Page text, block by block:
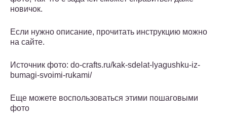
новичок.
Если нужно описание, прочитать инструкцию можно
на сайте.
Источник фото: do-crafts.ru/kak-sdelat-lyagushku-iz-
bumagi-svoimi-rukami/
Еще можете воспользоваться этими пошаговыми
фото